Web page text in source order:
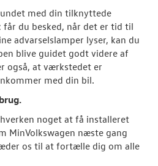
Volkswagen
Service 5+
TILBEHØR
med din tilknyttede
får du besked, når det er tid til
advarselslamper lyser, kan du
blive guidet godt videre af
også, at værkstedet er
med din bil.
noget at få installeret
MinVolkswagen næste gang
os til at fortælle dig om alle